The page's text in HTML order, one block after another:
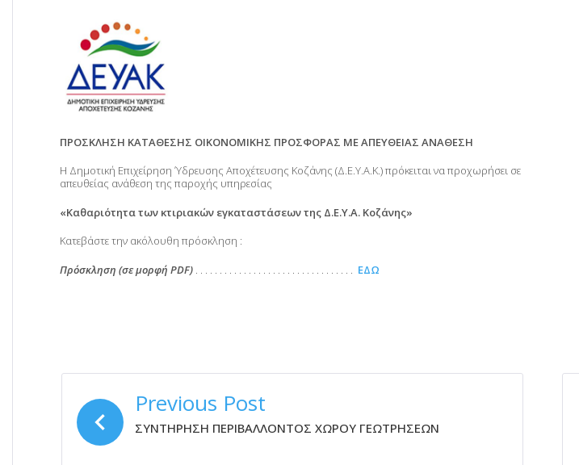
ΠΡΟΣΚΛΗΣΗ ΚΑΤΑΘΕΣΗΣ ΟΙΚΟΝΟΜΙΚΗΣ ΠΡΟΣΦΟΡΑΣ ΜΕ ΑΠΕΥΘΕΙΑΣ ΑΝΑΘΕΣΗ
Η Δημοτική Επιχείρηση Ύδρευσης Αποχέτευσης Κοζάνης (Δ.Ε.Υ.Α.Κ.) πρόκειται να προχωρήσει σε
απευθείας ανάθεση της παροχής υπηρεσίας
«Καθαριότητα των κτιριακών εγκαταστάσεων της Δ.Ε.Υ.Α. Κοζάνης»
Κατεβάστε την ακόλουθη πρόσκληση :
Πρόσκληση (σε μορφή PDF)
ΕΔΩ
ΠΛΟΉΓΗΣΗ
ΆΡΘΡΩΝPrevious Post
ΣΥΝΤΗΡΗΣΗ ΠΕΡΙΒΑΛΛΟΝΤΟΣ ΧΩΡΟΥ ΓΕΩΤΡΗΣΕΩΝ